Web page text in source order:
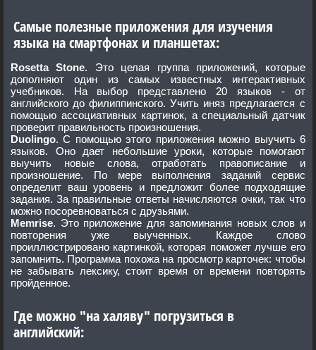
Самые полезные приложения для изучения
языка на смартфонах и планшетах:
Rosetta Stone. Это целая группа приложений, которые
дополняют один из самых известных интерактивных
учебников. На выбор представлено 20 языков - от
английского до филиппинского. Учить иняз предлагается с
помощью ассоциативных картинок, а специальный датчик
проверит правильность произношения.
Duolingo. С помощью этого приложения можно выучить 6
языков. Оно дает небольшие уроки, которые помогают
выучить новые слова, отработать правописание и
произношение. По мере выполнения заданий сервис
определит ваш уровень и предложит более подходящие
задания. За правильные ответы начисляются очки, так что
можно посоревноваться с друзьями.
Memrise. Это приложение для запоминания новых слов и
повторения уже выученных. Каждое слово
проиллюстрировано картинкой, которая поможет лучше его
запомнить. Программа похожа на просмотр карточек: чтобы
не забывать лексику, стоит время от времени повторять
пройденное.
Где можно "на халяву" погрузиться в
английский: